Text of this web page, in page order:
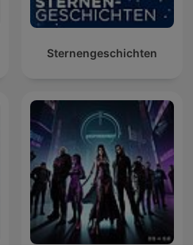
Sternengeschichten